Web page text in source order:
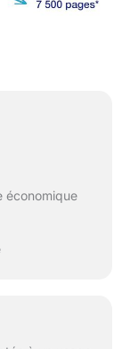
économique